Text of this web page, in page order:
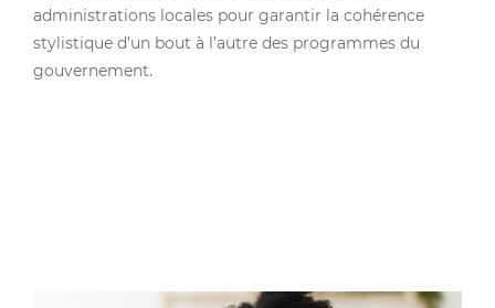
administrations locales pour garantir la cohérence
stylistique d’un bout à l’autre des programmes du
gouvernement.